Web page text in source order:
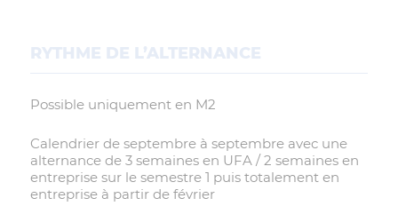
RYTHME DE L’ALTERNANCE
Possible uniquement en M2
Calendrier de septembre à septembre avec une
alternance de 3 semaines en UFA / 2 semaines en
entreprise sur le semestre 1 puis totalement en
entreprise à partir de février